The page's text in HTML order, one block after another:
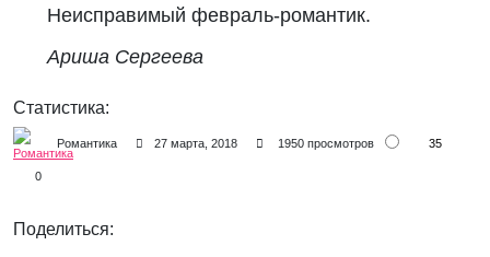
Неисправимый февраль-романтик.
Ариша Сергеева
Статистика:
Романтика 27 марта, 2018 1950 просмотров 35
0
Поделиться: